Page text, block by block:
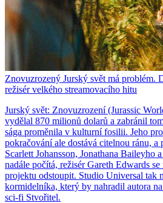
Znovuzrozený Jurský svět má problém.
režisér velkého streamovacího hitu
Jurský svět: Znovuzrození (Jurassic
vydělal 870 milionů dolarů a zabránil
sága proměnila v kulturní fosilii. Jeho
pokračování ale dostává citelnou ránu, a
Scarlett Johansson, Jonathana Baileyho
nadále počítá, režisér Gareth Edwards
projektu odstoupit. Studio Universal tak
kormidelníka, který by nahradil autora
sci-fi Stvořitel.